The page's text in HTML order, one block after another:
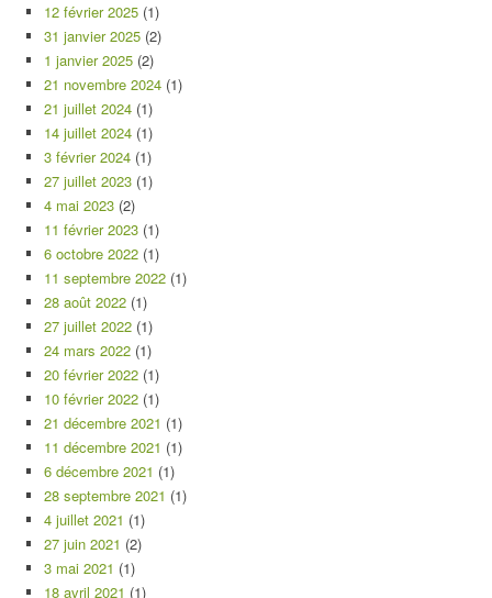
12 février 2025 (1)
31 janvier 2025 (2)
1 janvier 2025 (2)
21 novembre 2024 (1)
21 juillet 2024 (1)
14 juillet 2024 (1)
3 février 2024 (1)
27 juillet 2023 (1)
4 mai 2023 (2)
11 février 2023 (1)
6 octobre 2022 (1)
11 septembre 2022 (1)
28 août 2022 (1)
27 juillet 2022 (1)
24 mars 2022 (1)
20 février 2022 (1)
10 février 2022 (1)
21 décembre 2021 (1)
11 décembre 2021 (1)
6 décembre 2021 (1)
28 septembre 2021 (1)
4 juillet 2021 (1)
27 juin 2021 (2)
3 mai 2021 (1)
18 avril 2021 (1)